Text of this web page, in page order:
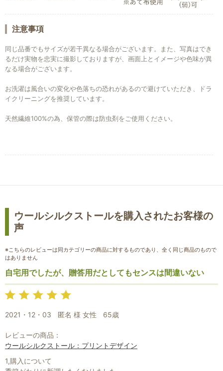
お買い物を続ける
注意事項
同じ品番でもサイズが若干異なる場合がございます。また、写真はでき
るだけ実物を忠実に撮影しておりますが、画面上とイメージや色味が異
なる場合がございます。
お洗濯は風合いの変化や色落ちの恐れがあるので避けていただき、ドラ
イクリーニングを推奨しています。
天然繊維100%の為、保管の際は防虫剤をご使用ください。
ウールシルクストールを購入されたお客様の
声
※こちらのレビューは同カテゴリーの商品に対するものであり、全く同じ商品のもので
はありません
自宅用でしたが、贈答用だとしてもセンスは間違いない
2021・12・03 匿名 様 女性 65歳
レビューの商品：
ウールシルクストール：プリントデザイン
1,購入について